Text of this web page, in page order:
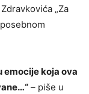
„Za
emocije koja ova
– piše u